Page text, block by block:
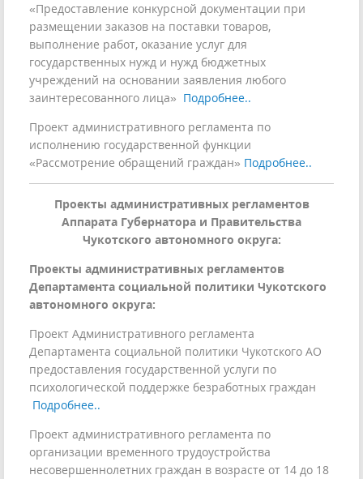
«Предоставление конкурсной документации при
размещении заказов на поставки товаров,
выполнение работ, оказание услуг для
государственных нужд и нужд бюджетных
учреждений на основании заявления любого
заинтересованного лица» Подробнее..
Проект административного регламента по
исполнению государственной функции
«Рассмотрение обращений граждан» Подробнее..
Проекты административных регламентов
Аппарата Губернатора и Правительства
Чукотского автономного округа:
Проекты административных регламентов
Департамента социальной политики Чукотского
автономного округа:
Проект Административного регламента
Департамента социальной политики Чукотского АО
предоставления государственной услуги по
психологической поддержке безработных граждан
Подробнее..
Проект административного регламента по
организации временного трудоустройства
несовершеннолетних граждан в возрасте от 14 до 18